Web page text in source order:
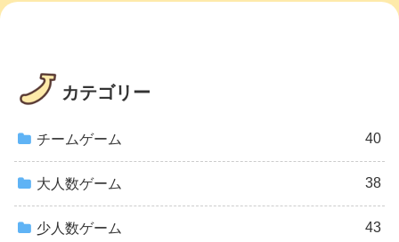
カテゴリー
チームゲーム 40
大人数ゲーム 38
少人数ゲーム 43